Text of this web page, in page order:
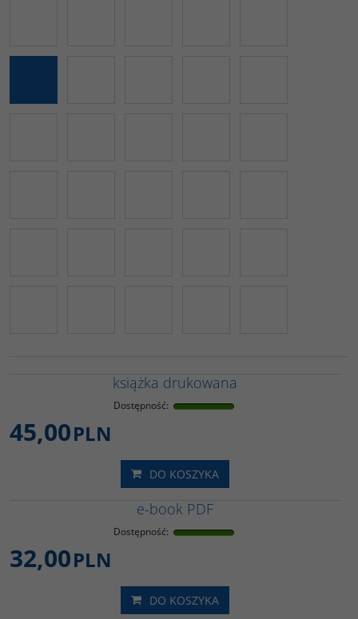
książka drukowana
Dostępność:
45,00PLN
DO KOSZYKA
e-book PDF
Dostępność:
32,00PLN
DO KOSZYKA